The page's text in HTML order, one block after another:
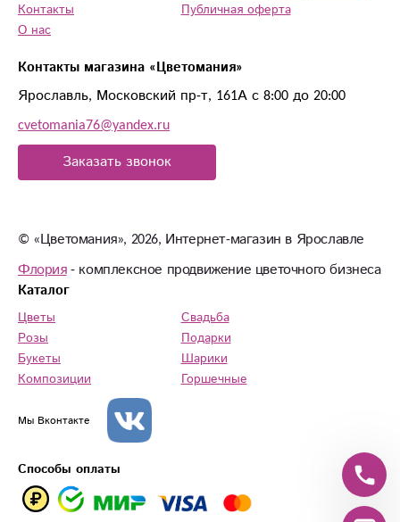
Контакты магазина «Цветомания»
Ярославль, Московский пр-т, 161А с 8:00 до 20:00
cvetomania76@yandex.ru
Заказать звонок
Контакты
О нас
Публичная оферта
© «Цветомания», 2026, Интернет-магазин в Ярославле
Флория- комплексное продвижение цветочного бизнеса
Каталог
Цветы
Розы
Букеты
Композиции
Свадьба
Подарки
Шарики
Горшечные
Мы Вконтакте
Способы оплаты